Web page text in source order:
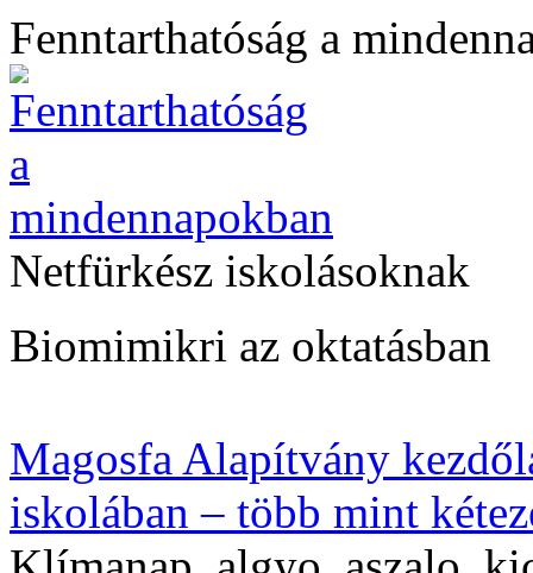
Fenntarthatóság a
Netfürkész iskolásoknak
Biomimikri az oktatásban
Magosfa Alapítvány
iskolában – több mint